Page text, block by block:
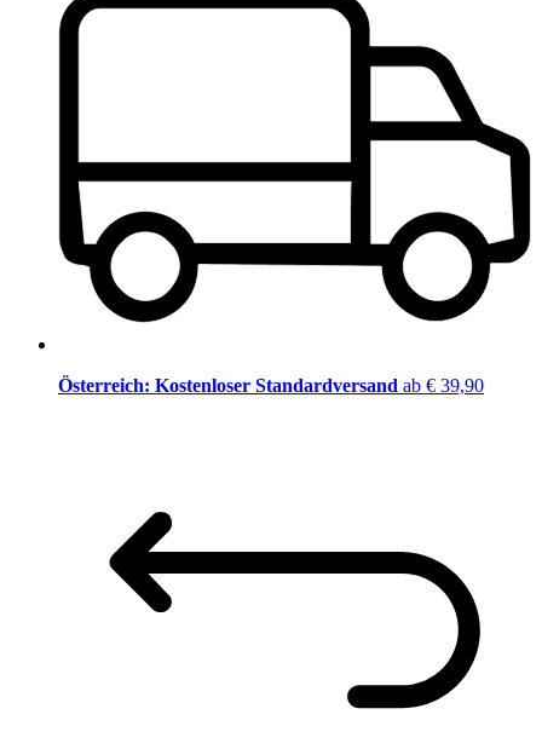
Österreich: Kostenloser Standardversand ab € 39,90